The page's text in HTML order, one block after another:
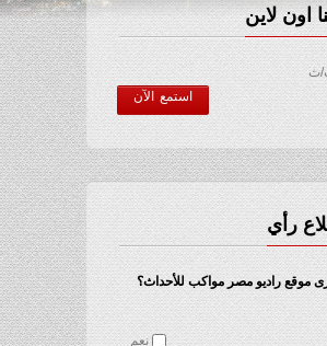
استمع الآن
مواكب للأحداث؟
نعم